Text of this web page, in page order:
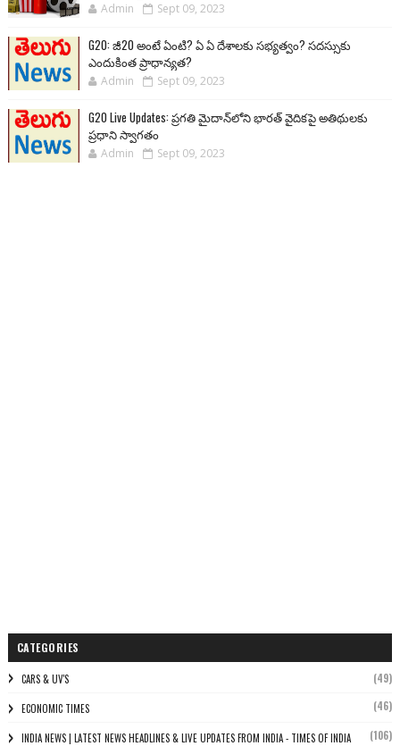
Admin Sept 09, 2023
G20: జీ20 అంటే ఏంటి? ఏ ఏ దేశాలకు సభ్యత్వం? సదస్సుకు
ఎందుకింత ప్రాధాన్యత?
Admin Sept 09, 2023
G20 Live Updates: ప్రగతి మైదాన్‌లోని భారత్ వైదికపై అతిథులకు
ప్రధాని స్వాగతం
Admin Sept 09, 2023
CATEGORIES
CARS & UV'S (49)
ECONOMIC TIMES (46)
INDIA NEWS | LATEST NEWS HEADLINES & LIVE UPDATES FROM INDIA - TIMES OF INDIA (106)